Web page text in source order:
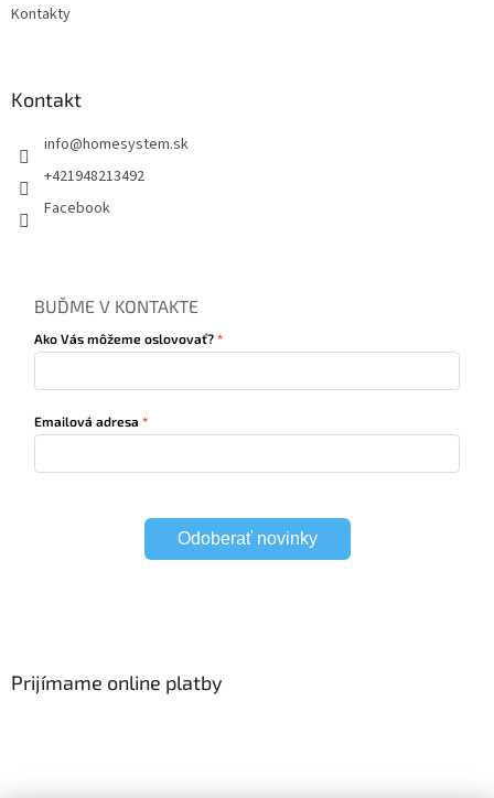
Kontakty
Kontakt
info@homesystem.sk
+421948213492
Facebook
BUĎME V KONTAKTE
Ako Vás môžeme oslovovať?
Emailová adresa
Odoberať novinky
Prijímame online platby